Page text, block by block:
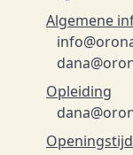
Algemene
Opleiding